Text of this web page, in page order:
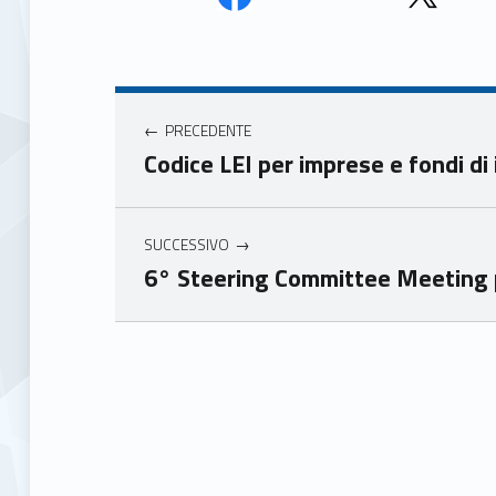
Unio
mer
e
Unio
e
Navigazione articoli
PRECEDENTE
Codice LEI per imprese e fondi
SUCCESSIVO
6° Steering Committee Meeting
Skip back to main navigation